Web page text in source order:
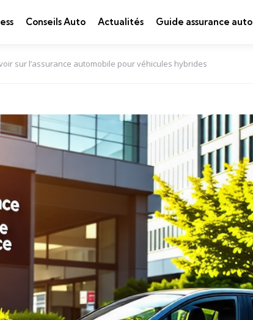
Conseils Auto Actualités Guide assurance auto
sur l’assurance automobile pour véhicules hybrides